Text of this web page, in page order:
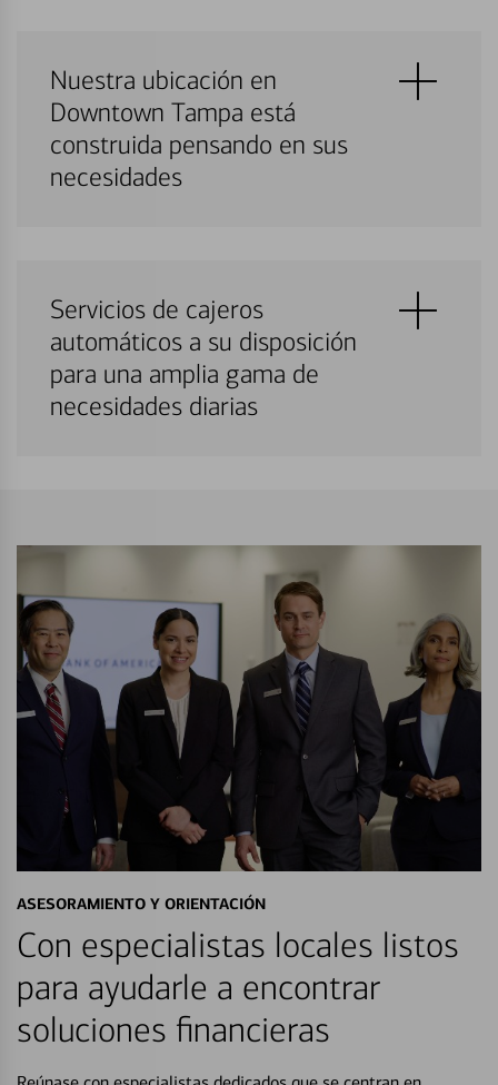
Nuestra ubicación en
Downtown Tampa está
construida pensando en sus
necesidades
Servicios de cajeros
automáticos a su disposición
para una amplia gama de
necesidades diarias
ASESORAMIENTO Y ORIENTACIÓN
Con especialistas locales listos
para ayudarle a encontrar
soluciones financieras